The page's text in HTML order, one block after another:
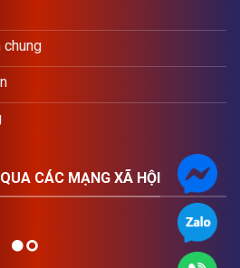
chung
CÁC MẠNG XÃ HỘI